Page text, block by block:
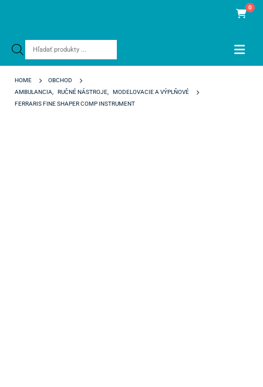
Products
0
HOME
OBCHOD
AMBULANCIA
RUČNÉ NÁSTROJE
MODELOVACIE A VÝPLŇOVÉ
FERRARIS FINE SHAPER COMP INSTRUMENT